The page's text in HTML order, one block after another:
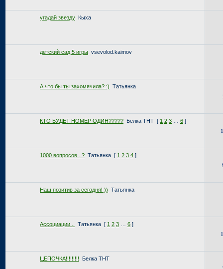
угадай звезду Кыха
детский сад 5 игры vsevolod.kaimov
А что бы ты захомячила? :) Татьянка
КТО БУДЕТ НОМЕР ОДИН????? Белка ТНТ [ 1 2 3 6 ]
1000 вопросов...? Татьянка [ 1 2 3 4 ]
Наш позитив за сегодня! )) Татьянка
Ассоциации... Татьянка [ 1 2 3 6 ]
ЦЕПОЧКА!!!!!!!!!
Белка ТНТ